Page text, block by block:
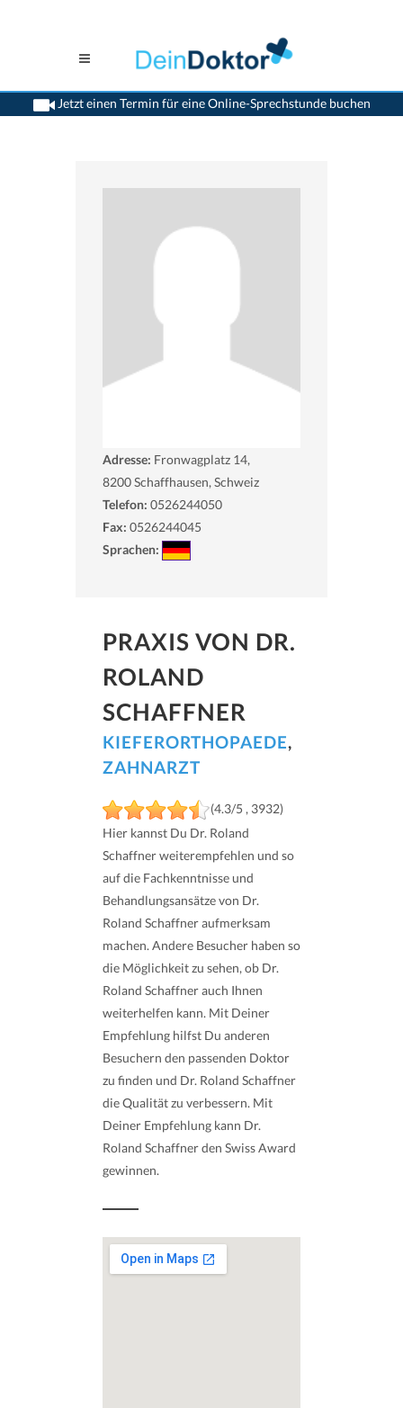
Jetzt einen Termin für eine Online-Sprechstunde buchen
>Kieferorthopaeden>Schaffhausen>Dr. Roland Schaffner>Praxis von Dr.
Adresse: Fronwagplatz 14,
8200Schaffhausen, Schweiz
Telefon: 0526244050
Fax: 0526244045
Sprachen:
PRAXIS VON DR.
ROLAND
SCHAFFNER
KIEFERORTHOPAEDE,
ZAHNARZT
(4.3/5 , 3932)
Hier kannst Du Dr. Roland
Schaffner weiterempfehlen und so
auf die Fachkenntnisse und
Behandlungsansätze von Dr.
Roland Schaffner aufmerksam
machen. Andere Besucher haben so
die Möglichkeit zu sehen, ob Dr.
Roland Schaffner auch Ihnen
weiterhelfen kann. Mit Deiner
Empfehlung hilfst Du anderen
Besuchern den passenden Doktor
zu finden und Dr. Roland Schaffner
die Qualität zu verbessern. Mit
Deiner Empfehlung kann Dr.
Roland Schaffner den Swiss Award
gewinnen.